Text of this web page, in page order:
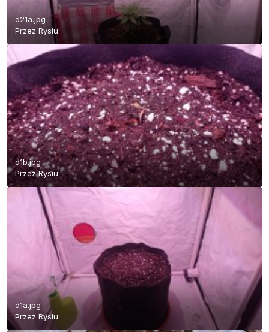
d21a.jpg
Przez Rysiu
d1b.jpg
PrzezRysiu
d1a.jpg
Przez Rysiu